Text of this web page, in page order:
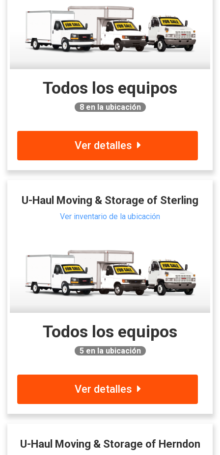
Todos los equipos
8en la ubicación
Ver detalles
U-Haul Moving & Storage of Sterling
Ver inventario de la ubicación
Todos los equipos
5 en la ubicación
Ver detalles
U-Haul Moving & Storage of Herndon